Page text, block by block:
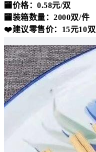
🏧价格：0.58元/双
🏧装箱数量：2000双/件
❤️建议零售价：15元10双